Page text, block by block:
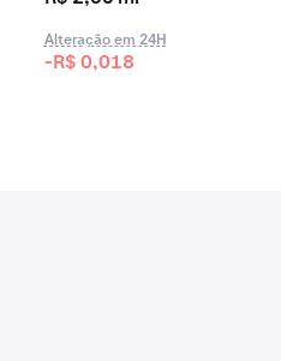
Alteração em 24H
-R$ 0,018